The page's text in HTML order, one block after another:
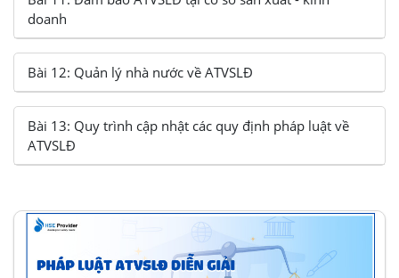
doanh
Bài 12: Quản lý nhà nước về ATVSLĐ
Bài 13: Quy trình cập nhật các quy định pháp luật về
ATVSLĐ